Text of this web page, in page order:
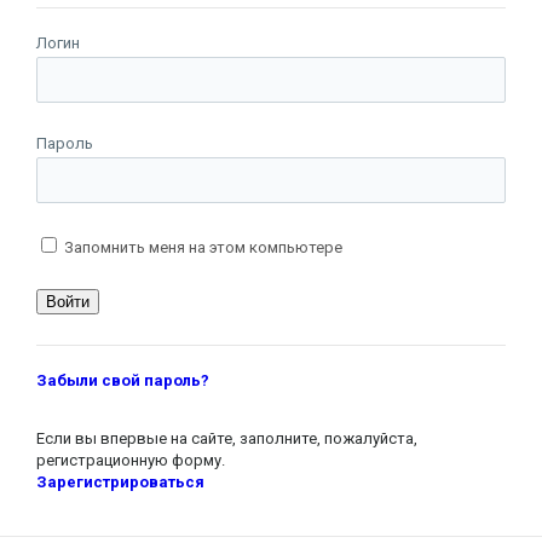
Логин
Пароль
Запомнить меня на этом компьютере
Забыли свой пароль?
Если вы впервые на сайте, заполните, пожалуйста,
регистрационную форму.
Зарегистрироваться